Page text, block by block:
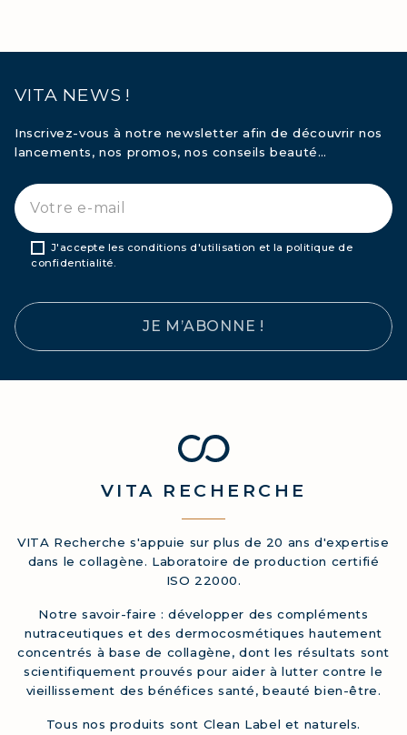
VITA NEWS !
Inscrivez-vous à notre newsletter afin de découvrir nos
lancements, nos promos, nos conseils beauté…
J'accepte les conditions d'utilisation et la politique de
confidentialité.
JE M’ABONNE !
VITA RECHERCHE
VITA Recherche s'appuie sur plus de 20 ans d'expertise
dans le collagène. Laboratoire de production certifié
ISO 22000.
Notre savoir-faire : développer des compléments
nutraceutiques et des dermocosmétiques hautement
concentrés à base de collagène, dont les résultats sont
scientifiquement prouvés pour aider à lutter contre le
vieillissement des bénéfices santé, beauté bien-être.
Tous nos produits sont Clean Label et naturels.